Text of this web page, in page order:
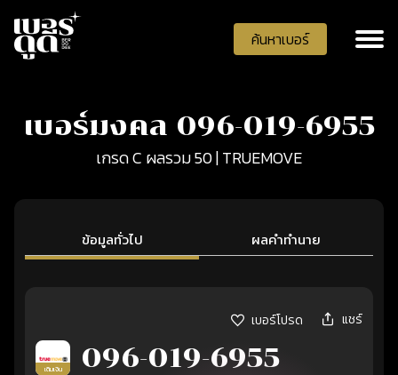
ค้นหาเบอร์
เบอร์มงคล 096-019-6955
เกรด C ผลรวม 50 | TRUEMOVE
ข้อมูลทั่วไป ผลคำทำนาย
เบอร์โปรด แชร์
เติมเงิน 096-019-6955